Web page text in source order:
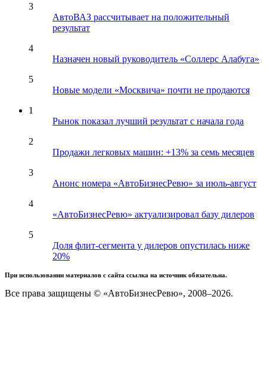
3
АвтоВАЗ рассчитывает на положительный
результат
4
Назначен новый руководитель «Соллерс Алабуга»
5
Новые модели «Москвича» почти не продаются
1
Рынок показал лучший результат с начала года
2
Продажи легковых машин: +13% за семь месяцев
3
Анонс номера «АвтоБизнесРевю» за июль-август
4
«АвтоБизнесРевю» актуализировал базу дилеров
5
Доля флит-сегмента у дилеров опустилась ниже
20%
При использовании материалов с сайта ссылка на источник обязательна.
Все права защищены © «АвтоБизнесРевю», 2008–2026.